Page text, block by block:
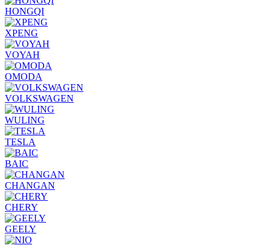
HONGQI
XPENG
VOYAH
OMODA
VOLKSWAGEN
WULING
TESLA
BAIC
CHANGAN
CHERY
GEELY